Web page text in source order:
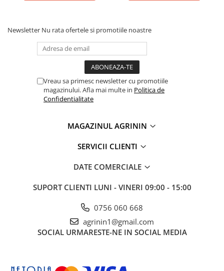
Burghie
Centuri/chingi
Colier / Faseta
Consumabile motofierastrau
Demarouri drujba
Feronerie si accesorii
Flexuri si Polizoare
Newsletter Nu rata ofertele si promotiile noastre
Vreau sa primesc newsletter cu promotiile
magazinului. Afla mai multe in Politica de
Confidentialitate
MAGAZINUL AGRININ
SERVICII CLIENTI
DATE COMERCIALE
SUPORT CLIENTI LUNI - VINERI 09:00 - 15:00
0756 060 668
agrinin1@gmail.com
SOCIAL URMARESTE-NE IN SOCIAL MEDIA